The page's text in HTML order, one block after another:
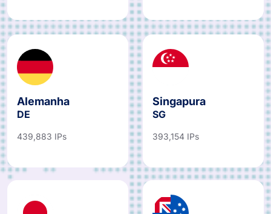
Alemanha
DE
439,883 IPs
Singapura
SG
393,154 IPs